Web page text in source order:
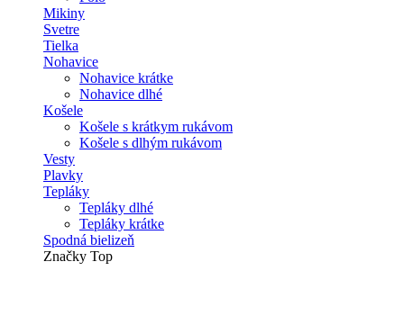
Mikiny
Svetre
Tielka
Nohavice
Nohavice krátke
Nohavice dlhé
Košele
Košele s krátkym rukávom
Košele s dlhým rukávom
Vesty
Plavky
Tepláky
Tepláky dlhé
Tepláky krátke
Spodná bielizeň
Značky Top